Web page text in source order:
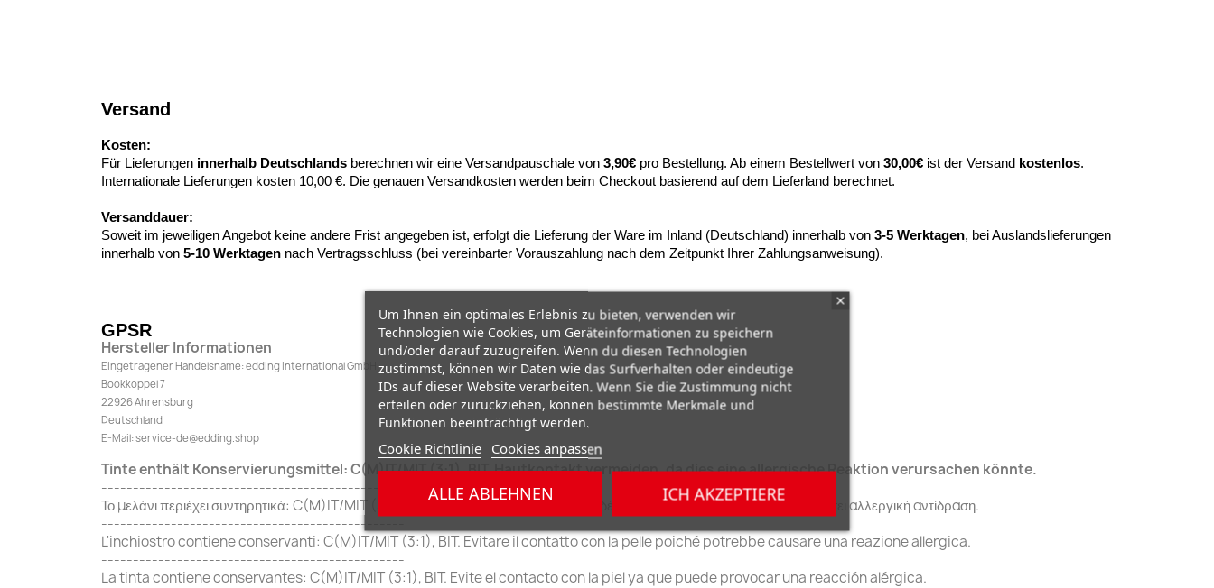
Versand
Kosten:
Für Lieferungen innerhalb Deutschlands berechnen wir eine Versandpauschale von 3,90€ pro Bestellung. Ab einem Bestellwert von 30,00€ ist der Versand kostenlos.
Internationale Lieferungen kosten 10,00 €. Die genauen Versandkosten werden beim Checkout basierend auf dem Lieferland berechnet.
Versanddauer:
Soweit im jeweiligen Angebot keine andere Frist angegeben ist, erfolgt die Lieferung der Ware im Inland (Deutschland) innerhalb von 3-5 Werktagen, bei Auslandslieferungen
innerhalb von 5-10 Werktagen nach Vertragsschluss (bei vereinbarter Vorauszahlung nach dem Zeitpunkt Ihrer Zahlungsanweisung).
GPSR
Hersteller Informationen
Eingetragener Handelsname: edding International GmbH
Bookkoppel 7
22926 Ahrensburg
Deutschland
E-Mail: service-de@edding.shop
Tinte enthält Konservierungsmittel: C(M)IT/MIT (3:1), BIT. Hautkontakt vermeiden, da dies eine allergische Reaktion verursachen könnte.
------------------------------------------------
Το μελάνι περιέχει συντηρητικά: C(M)IT/MIT (3:1), BIT. Αποφύγετε την επαφή με το δέρμα καθώς αυτό μπορεί να προκαλέσει αλλεργική αντίδραση.
------------------------------------------------
L'inchiostro contiene conservanti: C(M)IT/MIT (3:1), BIT. Evitare il contatto con la pelle poiché potrebbe causare una reazione allergica.
------------------------------------------------
La tinta contiene conservantes: C(M)IT/MIT (3:1), BIT. Evite el contacto con la piel ya que puede provocar una reacción alérgica.
Um Ihnen ein optimales Erlebnis zu bieten, verwenden wir
Technologien wie Cookies, um Geräteinformationen zu speichern
und/oder darauf zuzugreifen. Wenn du diesen Technologien
zustimmst, können wir Daten wie das Surfverhalten oder eindeutige
IDs auf dieser Website verarbeiten. Wenn Sie die Zustimmung nicht
erteilen oder zurückziehen, können bestimmte Merkmale und
Funktionen beeinträchtigt werden.
Cookie Richtlinie Cookies anpassen
ALLE ABLEHNEN ICH AKZEPTIERE